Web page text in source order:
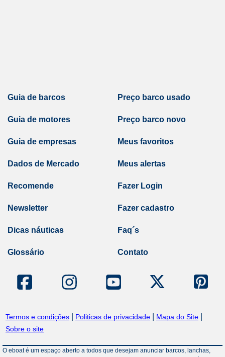
Guia de barcos
Guia de motores
Guia de empresas
Dados de Mercado
Preço barco usado
Preço barco novo
Meus favoritos
Meus alertas
Recomende
Newsletter
Dicas náuticas
Glossário
Fazer Login
Fazer cadastro
Faq´s
Contato
Termos e condições Politicas de privacidade Mapa do Site
Sobre o site
O eboat é um espaço aberto a todos que desejam anunciar barcos, lanchas,